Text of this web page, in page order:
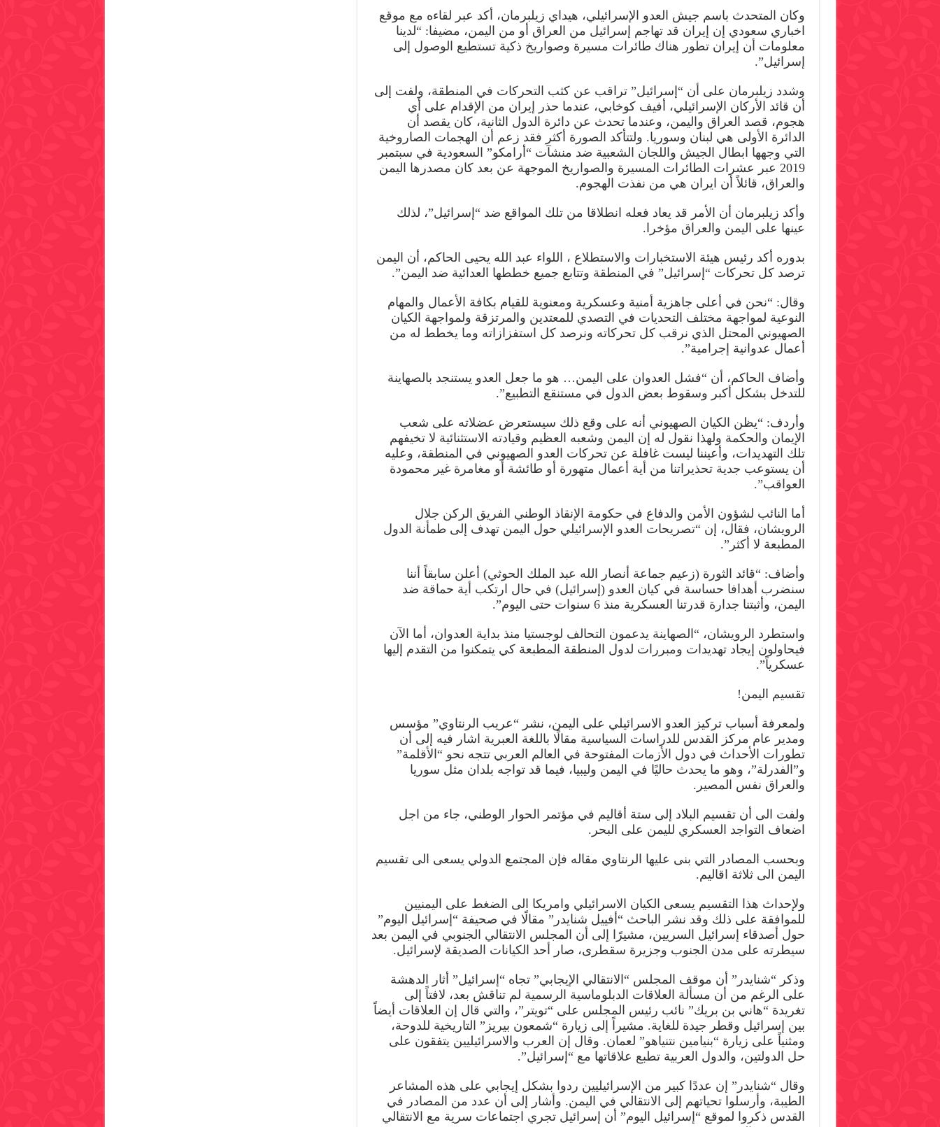
وكان المتحدث باسم جيش العدو الإسرائيلي، هيداي زيلبرمان، أكد عبر لقاءه مع موقع
اخباري سعودي إن إيران قد تهاجم إسرائيل من العراق أو من اليمن، مضيفا: “لدينا
معلومات أن إيران تطور هناك طائرات مسيرة وصواريخ ذكية تستطيع الوصول إلى
إسرائيل”.
وشدد زيلبرمان على أن “إسرائيل” تراقب عن كثب التحركات في المنطقة، ولفت إلى
أن قائد الأركان الإسرائيلي، أفيف كوخابي، عندما حذر إيران من الإقدام على أي
هجوم، قصد العراق واليمن، وعندما تحدث عن دائرة الدول الثانية، كان يقصد أن
الدائرة الأولى هي لبنان وسوريا. ولتتأكد الصورة أكثر فقد زعم أن الهجمات الصاروخية
التي وجهها ابطال الجيش واللجان الشعبية ضد منشآت “أرامكو” السعودية في سبتمبر
2019 عبر عشرات الطائرات المسيرة والصواريخ الموجهة عن بعد كان مصدرها اليمن
والعراق، قائلاً أن ايران هي من نفذت الهجوم.
وأكد زيلبرمان أن الأمر قد يعاد فعله انطلاقا من تلك المواقع ضد “إسرائيل”، لذلك
عينها على اليمن والعراق مؤخرا.
بدوره أكد رئيس هيئة الاستخبارات والاستطلاع ، اللواء عبد الله يحيى الحاكم، أن اليمن
ترصد كل تحركات “إسرائيل” في المنطقة وتتابع جميع خططها العدائية ضد اليمن”.
وقال: “نحن في أعلى جاهزية أمنية وعسكرية ومعنوية للقيام بكافة الأعمال والمهام
النوعية لمواجهة مختلف التحديات في التصدي للمعتدين والمرتزقة ولمواجهة الكيان
الصهيوني المحتل الذي نرقب كل تحركاته ونرصد كل استفزازاته وما يخطط له من
أعمال عدوانية إجرامية”.
وأضاف الحاكم، أن “فشل العدوان على اليمن… هو ما جعل العدو يستنجد بالصهاينة
للتدخل بشكل أكبر وسقوط بعض الدول في مستنقع التطبيع”.
وأردف: “يظن الكيان الصهيوني أنه على وقع ذلك سيستعرض عضلاته على شعب
الإيمان والحكمة ولهذا نقول له إن اليمن وشعبه العظيم وقيادته الاستثنائية لا تخيفهم
تلك التهديدات، وأعيننا ليست غافلة عن تحركات العدو الصهيوني في المنطقة، وعليه
أن يستوعب جدية تحذيراتنا من أية أعمال متهورة أو طائشة أو مغامرة غير محمودة
العواقب”.
أما النائب لشؤون الأمن والدفاع في حكومة الإنقاذ الوطني الفريق الركن جلال
الرويشان، فقال، إن “تصريحات العدو الإسرائيلي حول اليمن تهدف إلى طمأنة الدول
المطبعة لا أكثر”.
وأضاف: “قائد الثورة (زعيم جماعة أنصار الله عبد الملك الحوثي) أعلن سابقاً أننا
سنضرب أهدافا حساسة في كيان العدو (إسرائيل) في حال ارتكب أية حماقة ضد
اليمن، وأثبتنا جدارة قدرتنا العسكرية منذ 6 سنوات حتى اليوم”.
واستطرد الرويشان، “الصهاينة يدعمون التحالف لوجستيا منذ بداية العدوان، أما الآن
فيحاولون إيجاد تهديدات ومبررات لدول المنطقة المطبعة كي يتمكنوا من التقدم إليها
عسكرياً”.
تقسيم اليمن!
ولمعرفة أسباب تركيز العدو الاسرائيلي على اليمن، نشر “عريب الرنتاوي” مؤسس
ومدير عام مركز القدس للدراسات السياسية مقالًا باللغة العبرية اشار فيه إلى أن
تطورات الأحداث في دول الأزمات المفتوحة في العالم العربي تتجه نحو “الأقلمة”
و”الفدرلة”، وهو ما يحدث حاليًا في اليمن وليبيا، فيما قد تواجه بلدان مثل سوريا
والعراق نفس المصير.
ولفت الى أن تقسيم البلاد إلى ستة أقاليم في مؤتمر الحوار الوطني، جاء من اجل
اضعاف التواجد العسكري لليمن على البحر.
وبحسب المصادر التي بنى عليها الرنتاوي مقاله فإن المجتمع الدولي يسعى الى تقسيم
اليمن الى ثلاثة اقاليم.
ولإحداث هذا التقسيم يسعى الكيان الاسرائيلي وامريكا الى الضغط على اليمنيين
للموافقة على ذلك وقد نشر الباحث “أفييل شنايدر” مقالًا في صحيفة “إسرائيل اليوم”
حول أصدقاء إسرائيل السريين، مشيرًا إلى أن المجلس الانتقالي الجنوبي في اليمن بعد
سيطرته على مدن الجنوب وجزيرة سقطرى، صار أحد الكيانات الصديقة لإسرائيل.
وذكر “شنايدر” أن موقف المجلس “الانتقالي الإيجابي” تجاه “إسرائيل” أثار الدهشة
على الرغم من أن مسألة العلاقات الدبلوماسية الرسمية لم تناقش بعد، لافتاً إلى
تغريدة “هاني بن بريك” نائب رئيس المجلس على “تويتر”، والتي قال إن العلاقات أيضاً
بين إسرائيل وقطر جيدة للغاية. مشيراً إلى زيارة “شمعون بيريز” التاريخية للدوحة،
ومثنياً على زيارة “بنيامين نتنياهو” لعمان. وقال إن العرب والاسرائيليين يتفقون على
حل الدولتين، والدول العربية تطبع علاقاتها مع “إسرائيل”.
وقال “شنايدر” إن عددًا كبير من الإسرائيليين ردوا بشكل إيجابي على هذه المشاعر
الطيبة، وأرسلوا تحياتهم إلى الانتقالي في اليمن. وأشار إلى أن عدد من المصادر في
القدس ذكروا لموقع “إسرائيل اليوم” أن إسرائيل تجري اجتماعات سرية مع الانتقالي